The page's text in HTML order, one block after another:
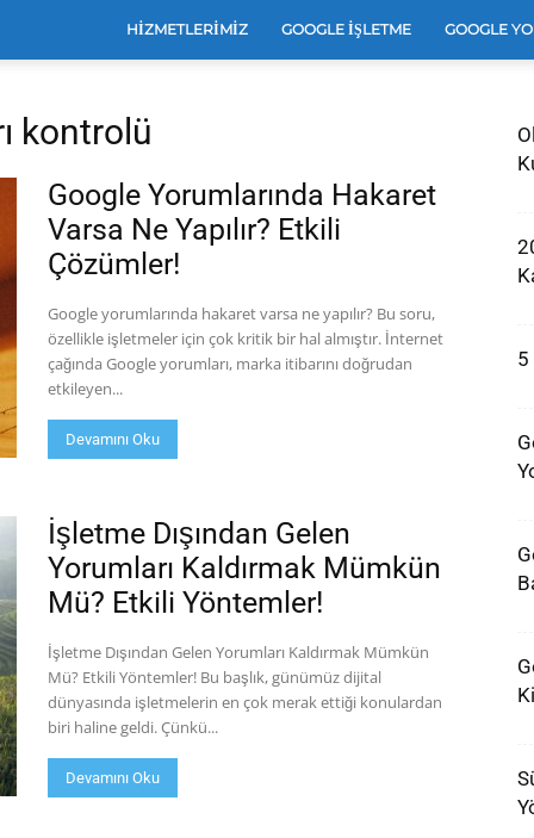
HIZMETLERIMIZ GOOGLE İŞLETME GOOGLE
kontrolü
Google Yorumlarında Hakaret
Varsa Ne Yapılır? Etkili
Çözümler!
Google yorumlarında hakaret varsa ne yapılır? Bu soru,
özellikle işletmeler için çok kritik bir hal almıştır. İnternet
çağında Google yorumları, marka itibarını doğrudan
etkileyen...
Devamını Oku
İşletme Dışından Gelen
Yorumları Kaldırmak Mümkün
Mü? Etkili Yöntemler!
İşletme Dışından Gelen Yorumları Kaldırmak Mümkün
Mü? Etkili Yöntemler! Bu başlık, günümüz dijital
dünyasında işletmelerin en çok merak ettiği konulardan
biri haline geldi. Çünkü...
Devamını Oku
5